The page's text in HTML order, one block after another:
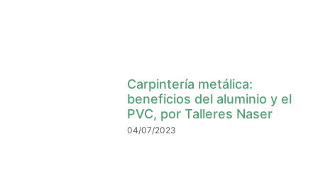
Carpintería metálica:
beneficios del aluminio y el
PVC, por Talleres Naser
04/07/2023